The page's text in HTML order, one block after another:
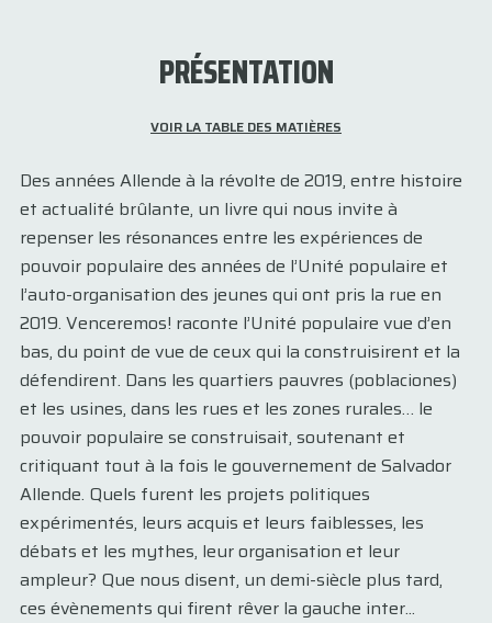
PRÉSENTATION
VOIR LA TABLE DES MATIÈRES
Des années Allende à la révolte de 2019, entre histoire
et actualité brûlante, un livre qui nous invite à
repenser les résonances entre les expériences de
pouvoir populaire des années de l’Unité populaire et
l’auto-organisation des jeunes qui ont pris la rue en
2019. Venceremos! raconte l’Unité populaire vue d’en
bas, du point de vue de ceux qui la construisirent et la
défendirent. Dans les quartiers pauvres (poblaciones)
et les usines, dans les rues et les zones rurales… le
pouvoir populaire se construisait, soutenant et
critiquant tout à la fois le gouvernement de Salvador
Allende. Quels furent les projets politiques
expérimentés, leurs acquis et leurs faiblesses, les
débats et les mythes, leur organisation et leur
ampleur? Que nous disent, un demi-siècle plus tard,
ces évènements qui firent rêver la gauche inter...